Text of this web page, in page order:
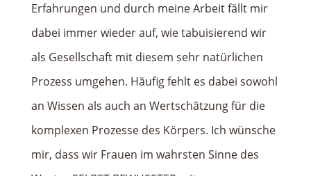
Erfahrungen und durch meine Arbeit fällt mir
dabei immer wieder auf, wie tabuisierend wir
als Gesellschaft mit diesem sehr natürlichen
Prozess umgehen. Häufig fehlt es dabei sowohl
an Wissen als auch an Wertschätzung für die
komplexen Prozesse des Körpers. Ich wünsche
mir, dass wir Frauen im wahrsten Sinne des